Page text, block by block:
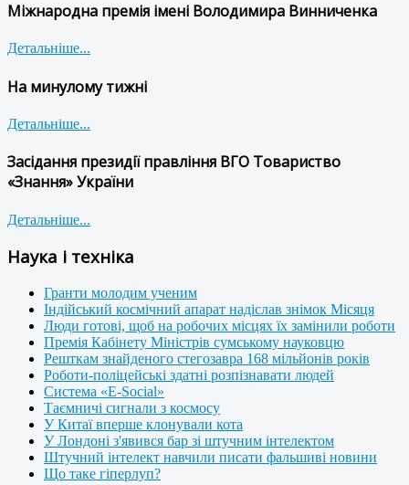
Міжнародна премія імені Володимира Винниченка
Детальніше...
На минулому тижні
Детальніше...
Засідання президії правління ВГО Товариство
«Знання» України
Детальніше...
Наука і техніка
Гранти молодим ученим
Індійський космічний апарат надіслав знімок Місяця
Люди готові, щоб на робочих місцях їх замінили роботи
Премія Кабінету Міністрів сумському науковцю
Решткам знайденого стегозавра 168 мільйонів років
Роботи-поліцейські здатні розпізнавати людей
Система «E-Social»
Таємничі сигнали з космосу
У Китаї вперше клонували кота
У Лондоні з'явився бар зі штучним інтелектом
Штучний інтелект навчили писати фальшиві новини
Що таке гіперлуп?